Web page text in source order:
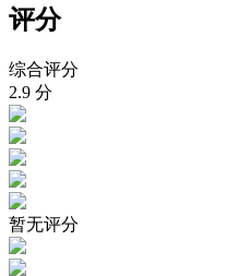
评分
综合评分
2.9 分
暂无评分